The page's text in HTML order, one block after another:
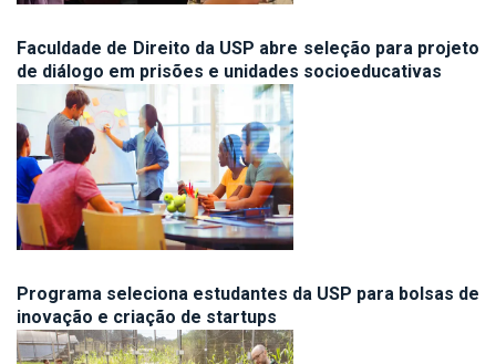
Faculdade de Direito da USP abre seleção para projeto
de diálogo em prisões e unidades socioeducativas
Programa seleciona estudantes da USP para bolsas de
inovação e criação de startups